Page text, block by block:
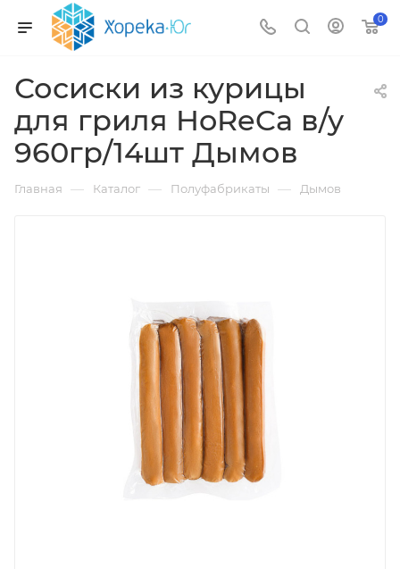
0
Сосиски из курицы
для гриля HoReCa в/у
960гр/14шт Дымов
Главная — Каталог — Полуфабрикаты — Дымов